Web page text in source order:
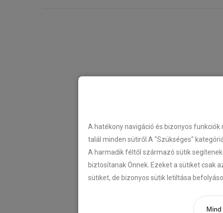
A hatékony navigáció és bizonyos
talál minden sütiről.A "Szükséges"
A harmadik féltől származó sütik
biztosítanak Önnek. Ezeket a sütiket csak
sütiket, de bizonyos sütik letiltása